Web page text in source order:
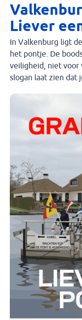
Liever
In Valkenburg ligt
het pontje. De
veiligheid, niet voor
slogan laat zien dat